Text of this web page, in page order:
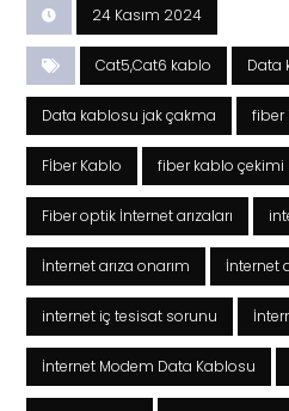
24 Kasım 2024
Cat5,Cat6 kablo Data
Data kablosu jak çakma fiber
Fİber Kablo fiber kablo çekimi
Fiber optik İnternet arızaları
İnternet arıza onarım İnternet
internet iç tesisat sorunu
İnternet Modem Data Kablosu